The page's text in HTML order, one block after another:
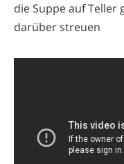
die Suppe auf Teller
darüber streuen